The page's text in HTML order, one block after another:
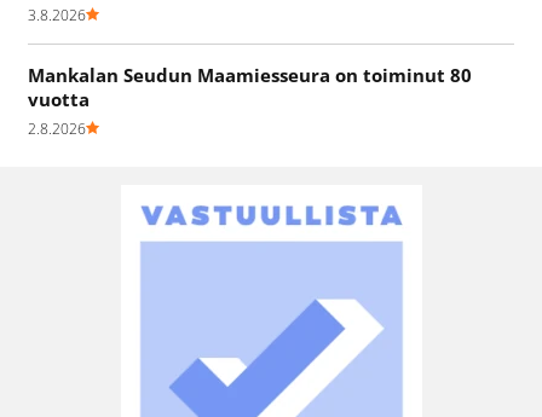
3.8.2026
Mankalan Seudun Maamiesseura on toiminut 80
vuotta
2.8.2026